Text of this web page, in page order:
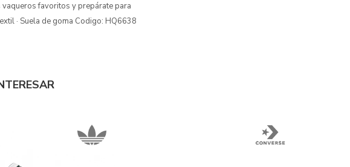
favoritos y prepárate para
· Suela de goma Codigo: HQ6638